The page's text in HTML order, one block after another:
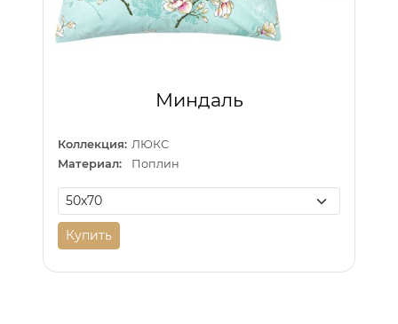
Миндаль
Коллекция: ЛЮКС
Материал:
Поплин
Купить